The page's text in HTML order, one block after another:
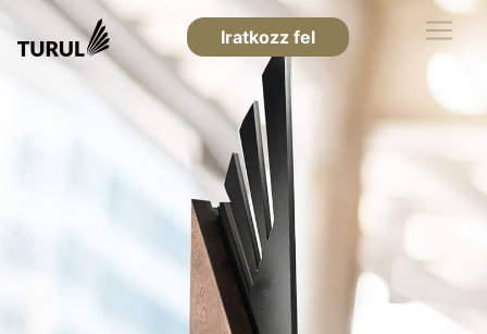
Iratkozz fel